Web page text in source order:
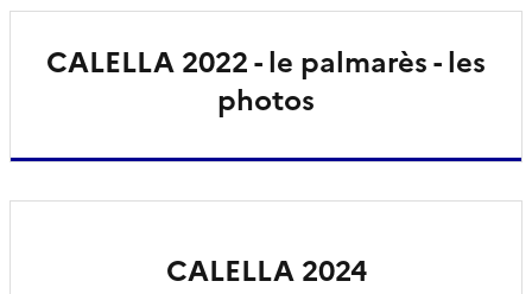
CALELLA 2022 - le palmarès - les
photos
CALELLA 2024